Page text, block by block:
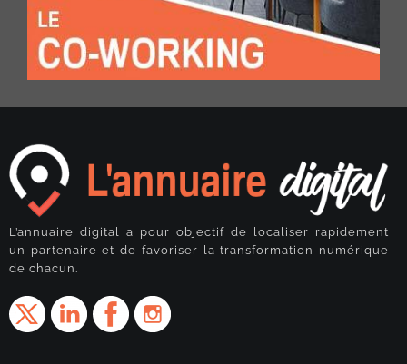
L’annuaire digital a pour objectif de localiser rapidement
un partenaire et de favoriser la transformation numérique
de chacun.